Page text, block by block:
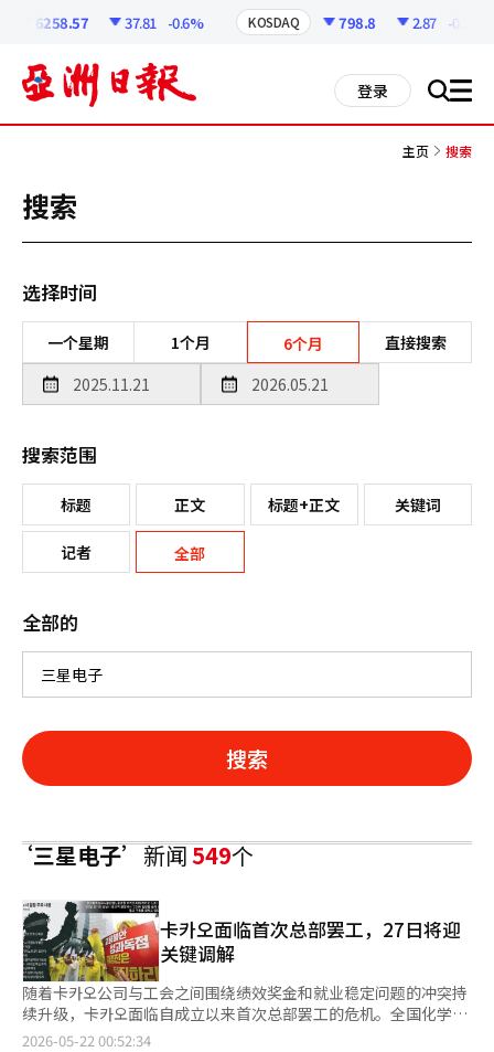
6258.57 37.81 -0.6% KOSDAQ 798.8 2.87 -0.36%
登录 搜 all
主页 搜索
搜索
选择时间
一个星期 1个月 6个月 直接搜索
搜索范围
标题 正文 标题+正文 关键词
记者 全部
全部的
搜索
‘三星电子’新闻549个
卡카오面临首次总部罢工，27日将迎
关键调解
随着卡카오公司与工会之间围绕绩效奖金和就业稳定问题的冲突持
续升级，卡카오面临自成立以来首次总部罢工的危机。全国化学纤
维食品产业工会卡카오分会（卡카오工会）已通过罢工投票，进一
2026-05-22 00:52:34